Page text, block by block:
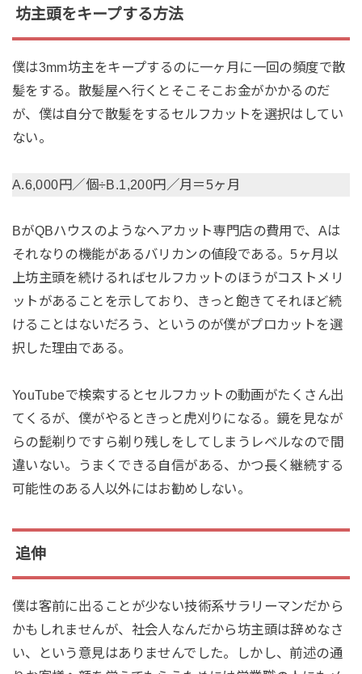
坊主頭をキープする方法
僕は3mm坊主をキープするのに一ヶ月に一回の頻度で散
髪をする。散髪屋へ行くとそこそこお金がかかるのだ
が、僕は自分で散髪をするセルフカットを選択はしてい
ない。
A.6,000円／個÷B.1,200円／月＝5ヶ月
BがQBハウスのようなヘアカット専門店の費用で、Aは
それなりの機能があるバリカンの値段である。5ヶ月以
上坊主頭を続けるればセルフカットのほうがコストメリ
ットがあることを示しており、きっと飽きてそれほど続
けることはないだろう、というのが僕がプロカットを選
択した理由である。
YouTubeで検索するとセルフカットの動画がたくさん出
てくるが、僕がやるときっと虎刈りになる。鏡を見なが
らの髭剃りですら剃り残しをしてしまうレベルなので間
違いない。うまくできる自信がある、かつ長く継続する
可能性のある人以外にはお勧めしない。
追伸
僕は客前に出ることが少ない技術系サラリーマンだから
かもしれませんが、社会人なんだから坊主頭は辞めなさ
い、という意見はありませんでした。しかし、前述の通